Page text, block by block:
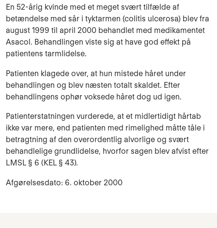
En 52-årig kvinde med et meget svært tilfælde af
betændelse med sår i tyktarmen (colitis ulcerosa) blev fra
august 1999 til april 2000 behandlet med medikamentet
Asacol. Behandlingen viste sig at have god effekt på
patientens tarmlidelse.
Patienten klagede over, at hun mistede håret under
behandlingen og blev næsten totalt skaldet. Efter
behandlingens ophør voksede håret dog ud igen.
Patienterstatningen vurderede, at et midlertidigt hårtab
ikke var mere, end patienten med rimelighed måtte tåle i
betragtning af den overordentlig alvorlige og svært
behandlelige grundlidelse, hvorfor sagen blev afvist efter
LMSL § 6 (KEL § 43).
Afgørelsesdato: 6. oktober 2000